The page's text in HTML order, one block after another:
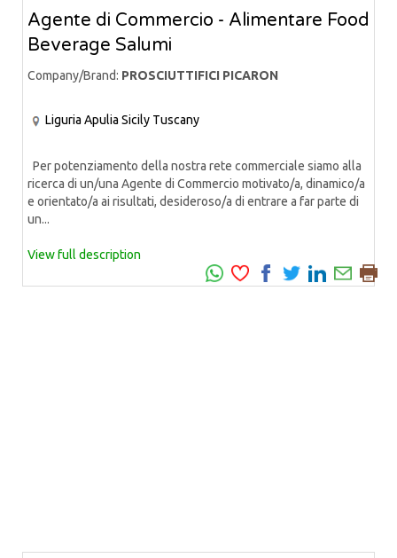
Agente di Commercio - Alimentare Food
Beverage Salumi
Company/Brand: PROSCIUTTIFICI PICARON
Liguria Apulia Sicily Tuscany
Per potenziamento della nostra rete commerciale siamo alla
ricerca di un/una Agente di Commercio motivato/a, dinamico/a
e orientato/a ai risultati, desideroso/a di entrare a far parte di
un...
View full description